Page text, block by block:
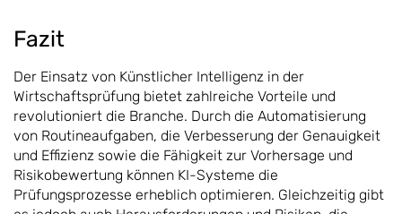
Fazit
Der Einsatz von Künstlicher Intelligenz in der
Wirtschaftsprüfung bietet zahlreiche Vorteile und
revolutioniert die Branche. Durch die Automatisierung
von Routineaufgaben, die Verbesserung der Genauigkeit
und Effizienz sowie die Fähigkeit zur Vorhersage und
Risikobewertung können KI-Systeme die
Prüfungsprozesse erheblich optimieren. Gleichzeitig gibt